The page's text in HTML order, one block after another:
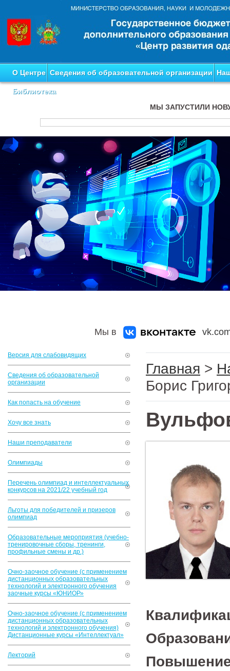
О Центре Сведения об образовательной организации
Библиотека
МЫ ЗАПУСТИЛИ
Мы в
Версия для слабовидящих
Сведения об образовательной
организации
Как попасть на обучение
Хочу все знать
Наши преподаватели
Олимпиады
Перечень олимпиад и интеллектуальных
конкурсов на 2021/22 учебный год
Льготы для победителей и призеров
олимпиад
Образовательные мероприятия (учебно-
тренировочные сборы, тренинги,
профильные смены и др.)
Очно-заочное обучение (с применением
дистанционных образовательных
технологий и электронного обучения
заочные курсы «ЮНИОР»
Очно-заочное обучение (с применением
дистанционных образовательных
технологий и электронного обучения)
Дистанционные курсы «Интеллектуал»
Лекторий
Главная >
Борис